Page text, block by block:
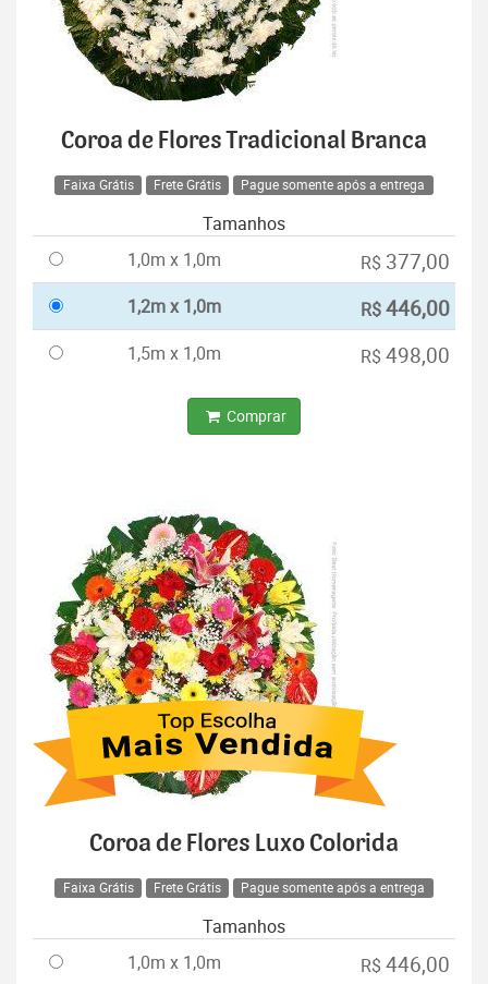
Coroa de Flores Tradicional Branca
Faixa Grátis Frete Grátis Pague somente após a entrega
Tamanhos
1,0m x 1,0m
R$ 377,00
1,2m x 1,0m R$446,00
1,5m x 1,0m R$ 498,00
Comprar
Coroa de Flores Luxo Colorida
Faixa Grátis Frete Grátis Pague somente após a entrega
Tamanhos
1,0m x 1,0m
R$ 446,00